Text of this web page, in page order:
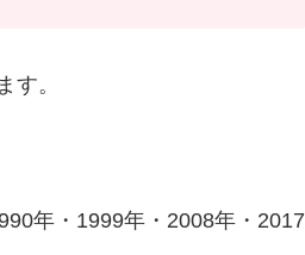
す。
年・1999年・2008年・2017